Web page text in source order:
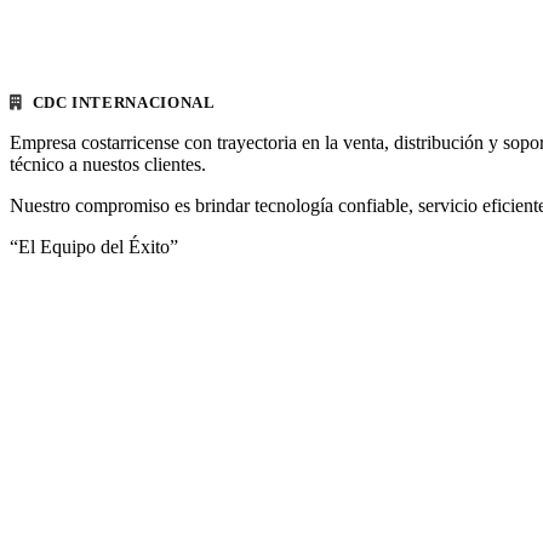
CDC INTERNACIONAL
Empresa costarricense con trayectoria en la venta, distribución y
técnico a nuestos clientes.
Nuestro compromiso es brindar tecnología confiable, servicio
“El Equipo del Éxito”